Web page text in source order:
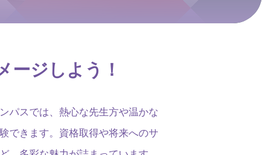
ージしよう！
パスでは、熱心な先生方や温かな
できます。資格取得や将来へのサ